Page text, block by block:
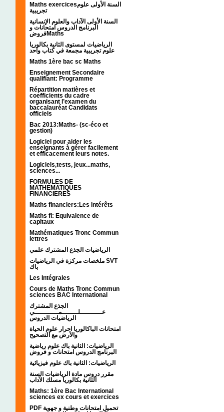
Maths exercicesالسنة الأولى علوم
تجريبية
السنة الأولى الآداب والعلوم الإنسانية
البرنامج الدروس امتحانات و
فروضMaths
الرياضيات لمستوى الثانية بكالوريا
علوم تجريبية مجمعة في كتاب واحد
Maths 1ère bac sc Maths
Enseignement Secondaire
qualifiant: Programme
Répartition matières et
coefficients du cadre
organisant l’examen du
baccalauréat Candidats
officiels
Bac 2013:Maths- (sc-éco et
gestion)
Logiciel pour aider les
enseignants à gérer facilement
et efficacement leurs notes.
Logiciels,tests, jeux...maths,
sciences...
FORMULES DE
MATHEMATIQUES
FINANCIERES
Maths financiers:Les intérêts
Maths fi: Equivalence de
capitaux
Mathématiques Tronc Commun
lettres
الرياضيات الجذع المشترك علمي
ملخصات مركزة في الرياضيات SVT
باك
Les Intégrales
Cours de Maths Tronc Commun
sciences BAC International
الجذع المشترك
عـــــــــــلــــــــمــــــــــــي
الرياضيات الدروس
امتحانات الباكالوريا احرار علوم الحياة
والأرض مع التصحيح
الرياضيات: الثانية باك علوم رياضية
البرنامج الدروس امتحانات و فروض
الرياضيات: الثانية باك علوم فيزيائية
مقرر دروس مادة الرياضيات السنة
الثانية بكالوريا مسلك الآداب
Maths: 1ère Bac International
sciences ex cours et exercices
PDF تحميل امتحانات وطنية و جهوية